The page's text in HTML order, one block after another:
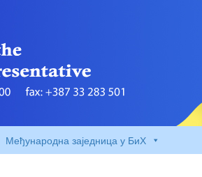
Међународна заједница у БиХ